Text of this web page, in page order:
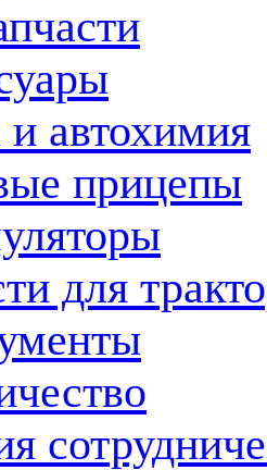
автохимия
прицепы
для